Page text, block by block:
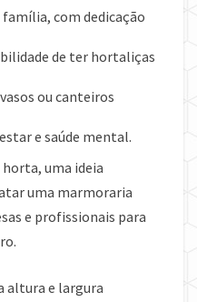
com dedicação
de ter hortaliças
ou canteiros
e saúde mental.
uma ideia
uma marmoraria
e profissionais para
altura e largura